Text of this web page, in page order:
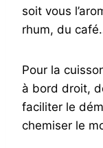
soit vous
rhum, du
Pour la
à bord droit,
faciliter le
chemiser le